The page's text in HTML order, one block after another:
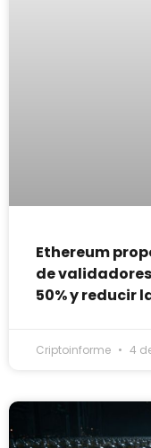
Ethereum
de
50% y reducir
Criptoinforme 4